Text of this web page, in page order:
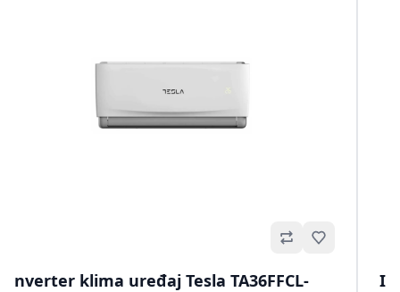
Omiljeno
Inverter klima uređaj Tesla TA36FFCL-